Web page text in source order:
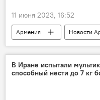
11 июня 2023, 16:52
Армения
Новости
Политика
МИД
дружба
В Иране испытали
способный нести до 7 кг